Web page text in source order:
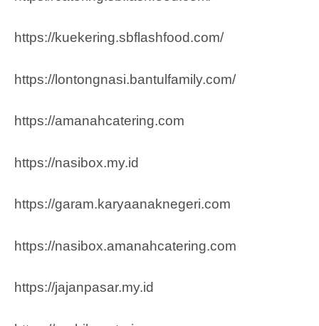
https://kuekering.sbflashfood.com/
https://lontongnasi.bantulfamily.com/
https://amanahcatering.com
https://nasibox.my.id
https://garam.karyaanaknegeri.com
https://nasibox.amanahcatering.com
https://jajanpasar.my.id